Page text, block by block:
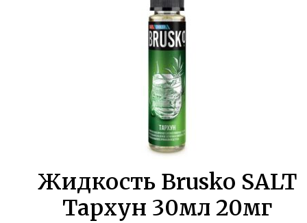
Жидкость Brusko SALT
Тархун 30мл 20мг